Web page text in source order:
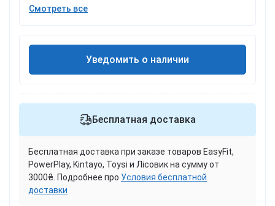
Смотреть все
Уведомить о наличии
Бесплатная доставка
Бесплатная доставка при заказе товаров EasyFit,
PowerPlay, Kintayo, Toysi и Лісовик на сумму от
3000₴. Подробнее про Условия бесплатной
доставки